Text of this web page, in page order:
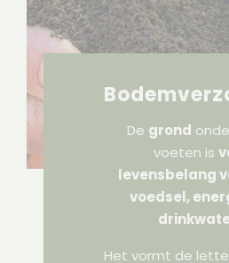
De grond
voeten is
levensbelang
voedsel,
Het vormt de